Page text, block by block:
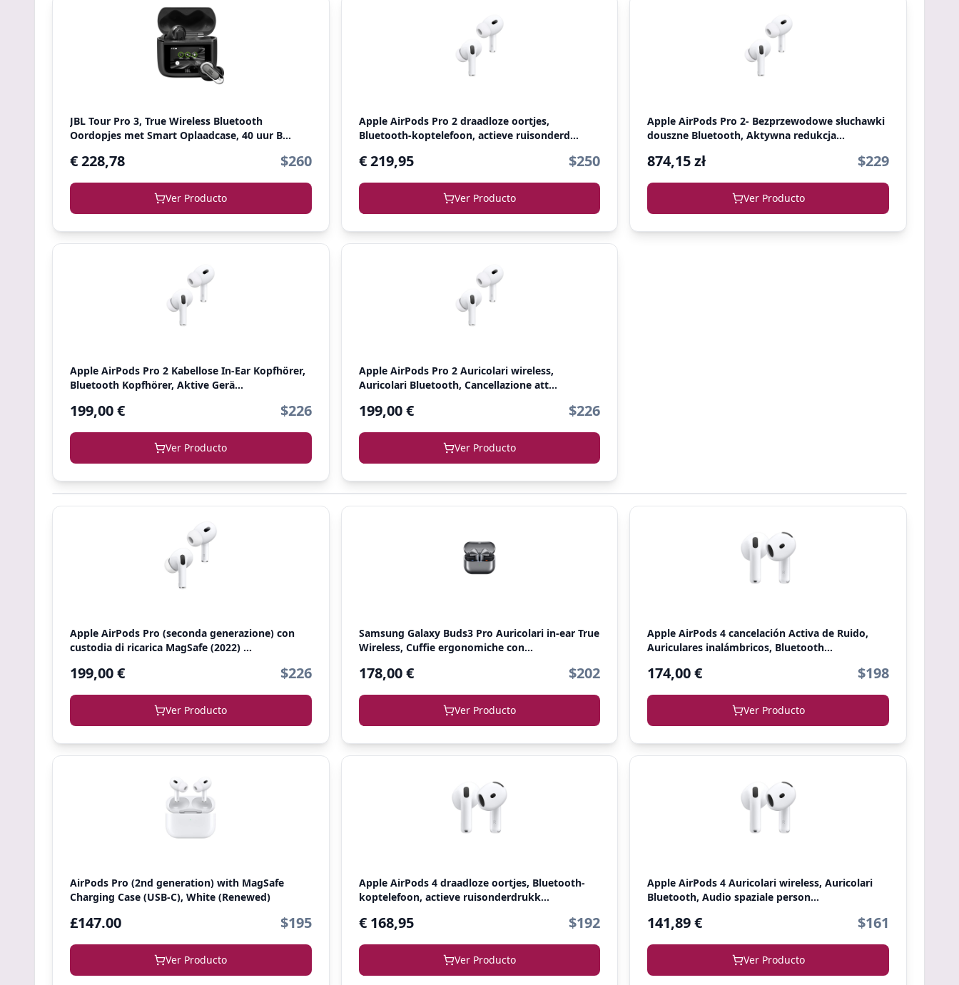
JBL Tour Pro 3, True Wireless Bluetooth
Oordopjes met Smart Oplaadcase, 40 uur B...
€ 228,78 $260
Ver Producto
Apple AirPods Pro 2 draadloze oortjes,
Bluetooth-koptelefoon, actieve ruisonderd...
€ 219,95 $250
Ver Producto
Apple AirPods Pro 2- Bezprzewodowe słuchawki
douszne Bluetooth, Aktywna redukcja...
874,15 zł $229
Ver Producto
Apple AirPods Pro 2 Kabellose In‑Ear Kopfhörer,
Bluetooth Kopfhörer, Aktive Gerä...
199,00 € $226
Ver Producto
Apple AirPods Pro 2 Auricolari wireless,
Auricolari Bluetooth, Cancellazione att...
199,00 € $226
Ver Producto
Apple AirPods Pro (seconda generazione) con
custodia di ricarica MagSafe (2022) ...
199,00 € $226
Ver Producto
Samsung Galaxy Buds3 Pro Auricolari in-ear True
Wireless, Cuffie ergonomiche con...
178,00 € $202
Ver Producto
Apple AirPods 4 cancelación Activa de Ruido,
Auriculares inalámbricos, Bluetooth...
174,00 € $198
Ver Producto
AirPods Pro (2nd generation) with MagSafe
Charging Case (USB-C), White (Renewed)
£147.00 $195
Ver Producto
Apple AirPods 4 draadloze oortjes, Bluetooth-
koptelefoon, actieve ruisonderdrukk...
€ 168,95 $192
Ver Producto
Apple AirPods 4 Auricolari wireless, Auricolari
Bluetooth, Audio spaziale person...
141,89 € $161
Ver Producto